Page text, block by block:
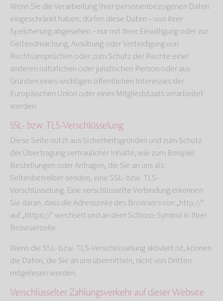
Wenn Sie die Verarbeitung Ihrer personenbezogenen Daten
eingeschränkt haben, dürfen diese Daten – von ihrer
Speicherung abgesehen – nur mit Ihrer Einwilligung oder zur
Geltendmachung, Ausübung oder Verteidigung von
Rechtsansprüchen oder zum Schutz der Rechte einer
anderen natürlichen oder juristischen Person oder aus
Gründen eines wichtigen öffentlichen Interesses der
Europäischen Union oder eines Mitgliedstaats verarbeitet
werden.
SSL- bzw. TLS-Verschlüsselung
Diese Seite nutzt aus Sicherheitsgründen und zum Schutz
der Übertragung vertraulicher Inhalte, wie zum Beispiel
Bestellungen oder Anfragen, die Sie an uns als
Seitenbetreiber senden, eine SSL- bzw. TLS-
Verschlüsselung. Eine verschlüsselte Verbindung erkennen
Sie daran, dass die Adresszeile des Browsers von „http://“
auf „https://“ wechselt und an dem Schloss-Symbol in Ihrer
Browserzeile.
Wenn die SSL- bzw. TLS-Verschlüsselung aktiviert ist, können
die Daten, die Sie an uns übermitteln, nicht von Dritten
mitgelesen werden.
Verschlüsselter Zahlungsverkehr auf dieser Website